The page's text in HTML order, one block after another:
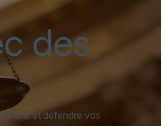
des
et défendre vos